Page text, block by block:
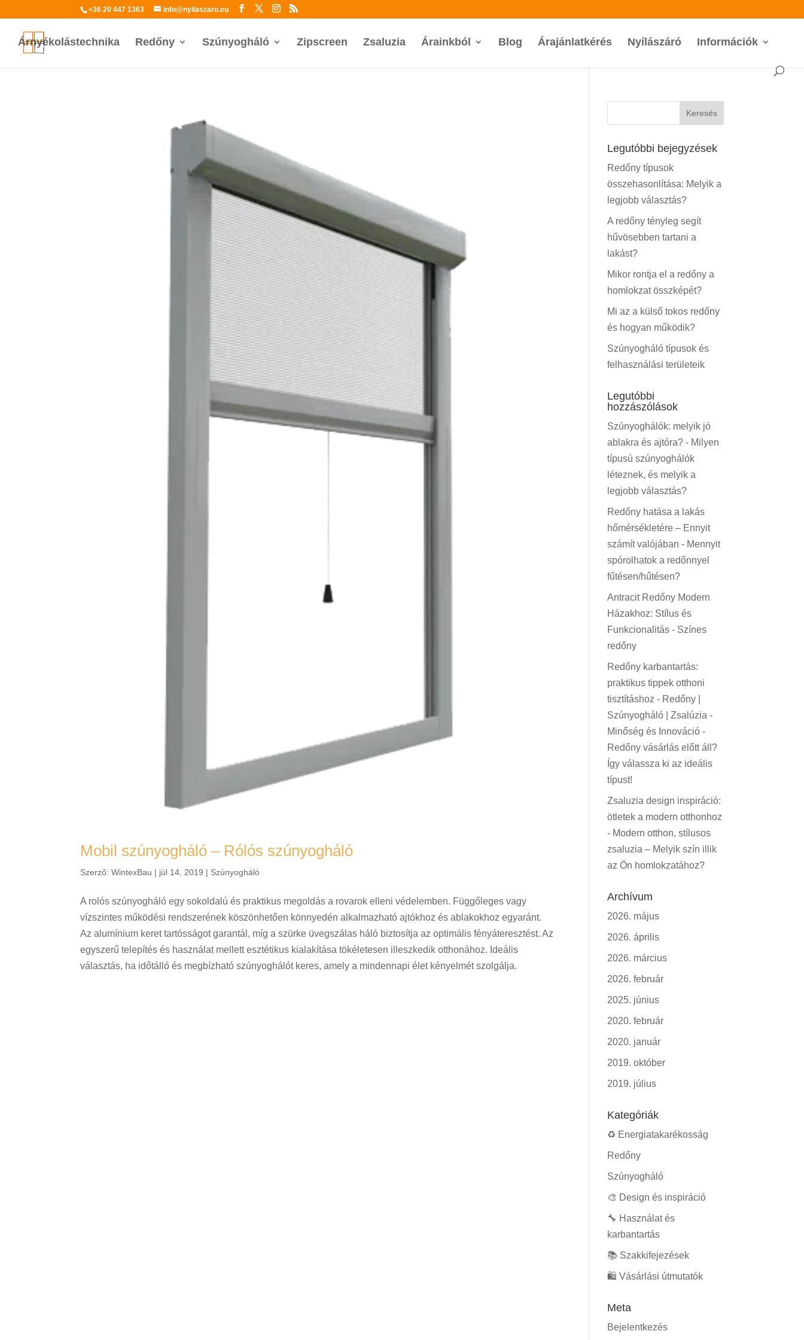
+36 20 447 1363 info@nyilaszaro.eu
Árnyékolástechnika Redőny Szúnyogháló Zipscreen Zsaluzia Árainkból Blog Árajánlatkérés Nyílászáró Információk
Mobil szúnyogháló – Rólós szúnyogháló
Szerző:WintexBau | júl 14, 2019 | Szúnyogháló
A rolós szúnyogháló egy sokoldalú és praktikus megoldás a rovarok elleni védelemben. Függőleges vagy
vízszintes működési rendszerének köszönhetően könnyedén alkalmazható ajtókhoz és ablakokhoz egyaránt.
Az alumínium keret tartósságot garantál, míg a szürke üvegszálas háló biztosítja az optimális fényáteresztést. Az
egyszerű telepítés és használat mellett esztétikus kialakítása tökéletesen illeszkedik otthonához. Ideális
választás, ha időtálló és megbízható szúnyoghálót keres, amely a mindennapi élet kényelmét szolgálja.
Legutóbbi bejegyzések
Redőny típusok
összehasonlítása: Melyik a
legjobb választás?
A redőny tényleg segít
hűvösebben tartani a
lakást?
Mikor rontja el a redőny a
homlokzat összképét?
Mi az a külső tokos redőny
és hogyan működik?
Szúnyogháló típusok és
felhasználási területeik
Legutóbbi
hozzászólások
Szúnyoghálók: melyik jó
ablakra és ajtóra? - Milyen
típusú szúnyoghálók
léteznek, és melyik a
legjobb választás?
Redőny hatása a lakás
hőmérsékletére – Ennyit
számít valójában - Mennyit
spórolhatok a redőnnyel
fűtésen/hűtésen?
Antracit Redőny Modern
Házakhoz: Stílus és
Funkcionalitás - Színes
redőny
Redőny karbantartás:
praktikus tippek otthoni
tisztításhoz - Redőny |
Szúnyogháló | Zsalúzia -
Minőség és Innováció -
Redőny vásárlás előtt áll?
Így válassza ki az ideális
típust!
Zsaluzia design inspiráció:
ötletek a modern otthonhoz
- Modern otthon, stílusos
zsaluzia – Melyik szín illik
az Ön homlokzatához?
Archívum
2026. május
2026. április
2026. március
2026. február
2025. június
2020. február
2020. január
2019. október
2019. július
Kategóriák
♻️ Energiatakarékosság
Redőny
Szúnyogháló
🎨 Design és inspiráció
🔧 Használat és
karbantartás
📚 Szakkifejezések
🛍️ Vásárlási útmutatók
Meta
Bejelentkezés